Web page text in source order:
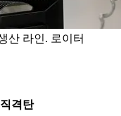
산 라인. 로이터
격탄